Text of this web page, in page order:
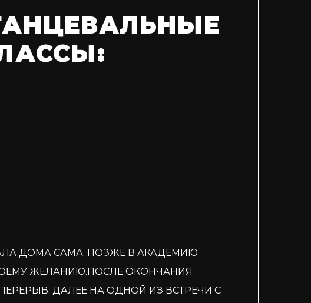
ДОМА САМА. ПОЗЖЕ В АКАДЕМИЮ
ЖЕЛАНИЮ.ПОСЛЕ ОКОНЧАНИЯ
ДАЛЕЕ НА ОДНОЙ ИЗ ВСТРЕЧИ С